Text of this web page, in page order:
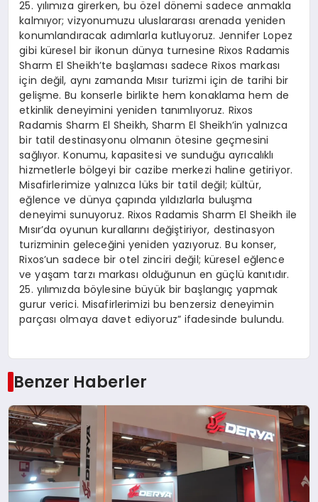
25. yılımıza girerken, bu özel dönemi sadece anmakla
kalmıyor; vizyonumuzu uluslararası arenada yeniden
konumlandıracak adımlarla kutluyoruz. Jennifer Lopez
gibi küresel bir ikonun dünya turnesine Rixos Radamis
Sharm El Sheikh’te başlaması sadece Rixos markası
için değil, aynı zamanda Mısır turizmi için de tarihi bir
gelişme. Bu konserle birlikte hem konaklama hem de
etkinlik deneyimini yeniden tanımlıyoruz. Rixos
Radamis Sharm El Sheikh, Sharm El Sheikh’in yalnızca
bir tatil destinasyonu olmanın ötesine geçmesini
sağlıyor. Konumu, kapasitesi ve sunduğu ayrıcalıklı
hizmetlerle bölgeyi bir cazibe merkezi haline getiriyor.
Misafirlerimize yalnızca lüks bir tatil değil; kültür,
eğlence ve dünya çapında yıldızlarla buluşma
deneyimi sunuyoruz. Rixos Radamis Sharm El Sheikh ile
Mısır’da oyunun kurallarını değiştiriyor, destinasyon
turizminin geleceğini yeniden yazıyoruz. Bu konser,
Rixos’un sadece bir otel zinciri değil; küresel eğlence
ve yaşam tarzı markası olduğunun en güçlü kanıtıdır.
25. yılımızda böylesine büyük bir başlangıç yapmak
gurur verici. Misafirlerimizi bu benzersiz deneyimin
parçası olmaya davet ediyoruz” ifadesinde bulundu.
Benzer Haberler